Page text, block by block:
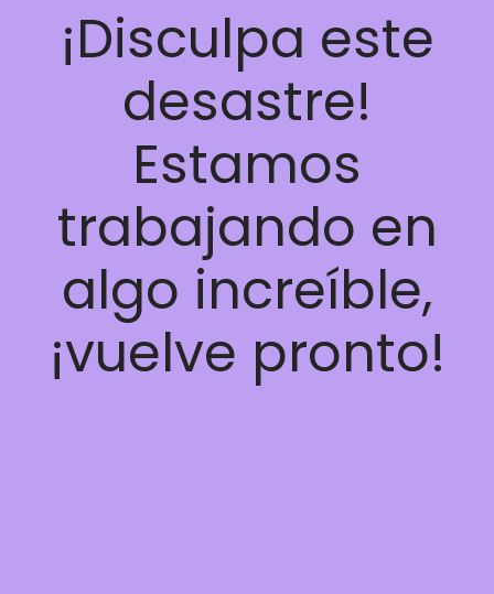
¡Disculpa este
desastre!
Estamos
trabajando en
algo increíble,
¡vuelve pronto!